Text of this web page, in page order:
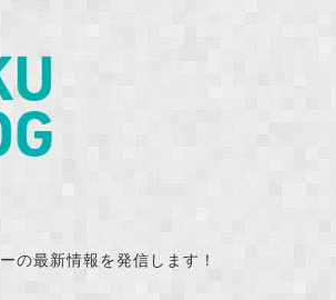
の最新情報を発信します！